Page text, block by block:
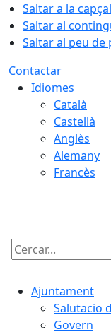
Saltar a la
Saltar al
Saltar al peu de
Contactar
Idiomes
Català
Castellà
Anglès
Alemany
Francès
Cercar:
Ajuntament
Salutacio
Govern